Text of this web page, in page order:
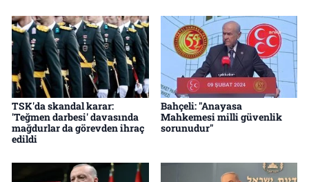
TSK'da skandal karar:
'Teğmen darbesi' davasında
mağdurlar da görevden ihraç
edildi
Bahçeli: "Anayasa
Mahkemesi milli güvenlik
sorunudur"